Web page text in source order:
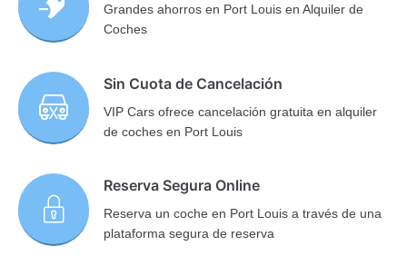
Grandes ahorros en Port Louis en Alquiler de
Coches
Sin Cuota de Cancelación
VIP Cars ofrece cancelación gratuita en alquiler
de coches en Port Louis
Reserva Segura Online
Reserva un coche en Port Louis a través de una
plataforma segura de reserva